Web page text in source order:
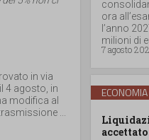
in via
4 agosto, in
modifica al
...
ora
l’anno
milioni di
7 agosto